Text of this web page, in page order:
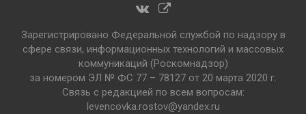
Зарегистрировано Федеральной службой по надзору в
сфере связи, информационных технологий и массовых
коммуникаций (Роскомнадзор)
за номером ЭЛ № ФС 77 – 78127 от 20 марта 2020 г.
Связь с редакцией по всем вопросам:
levencovka.rostov@yandex.ru